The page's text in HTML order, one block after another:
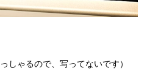
しゃるので、写ってないです）